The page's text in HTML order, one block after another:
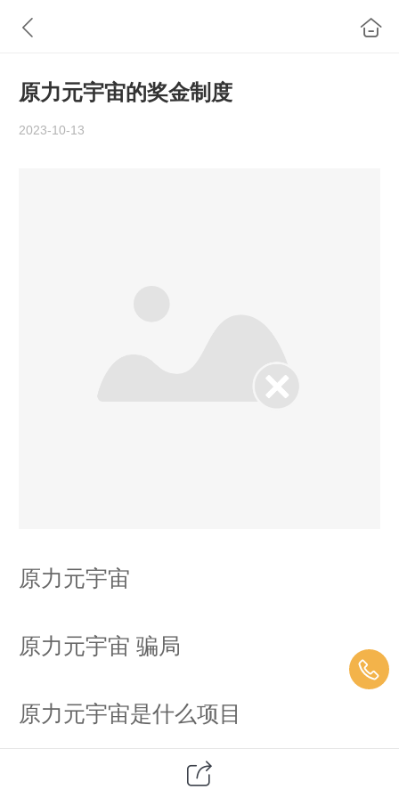
原力元宇宙的奖金制度
2023-10-13
原力元宇宙
原力元宇宙 骗局
原力元宇宙是什么项目
原力元宇宙投资2300能赚钱吗